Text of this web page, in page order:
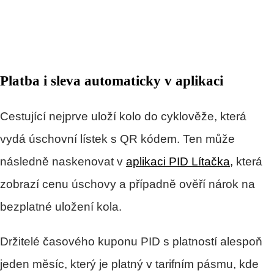
Platba i sleva automaticky v aplikaci
Cestující nejprve uloží kolo do cyklověže, která
vydá úschovní lístek s QR kódem. Ten může
následně naskenovat v aplikaci PID Lítačka, která
zobrazí cenu úschovy a případně ověří nárok na
bezplatné uložení kola.
Držitelé časového kuponu PID s platností alespoň
jeden měsíc, který je platný v tarifním pásmu, kde